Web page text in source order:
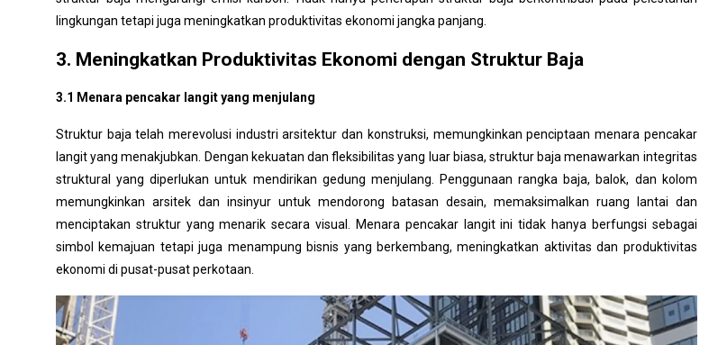
lingkungan tetapi juga meningkatkan produktivitas ekonomi jangka panjang.
3. Meningkatkan Produktivitas Ekonomi dengan Struktur Baja
3.1 Menara pencakar langit yang menjulang
Struktur baja telah merevolusi industri arsitektur dan konstruksi, memungkinkan penciptaan menara pencakar
langit yang menakjubkan. Dengan kekuatan dan fleksibilitas yang luar biasa, struktur baja menawarkan integritas
struktural yang diperlukan untuk mendirikan gedung menjulang. Penggunaan rangka baja, balok, dan kolom
memungkinkan arsitek dan insinyur untuk mendorong batasan desain, memaksimalkan ruang lantai dan
menciptakan struktur yang menarik secara visual. Menara pencakar langit ini tidak hanya berfungsi sebagai
simbol kemajuan tetapi juga menampung bisnis yang berkembang, meningkatkan aktivitas dan produktivitas
ekonomi di pusat-pusat perkotaan.